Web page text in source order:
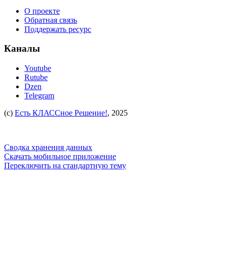
О проекте
Обратная связь
Поддержать ресурс
Каналы
Youtube
Rutube
Dzen
Telegram
(c) Есть КЛАССное Решение!, 2025
Сводка хранения данных
Скачать мобильное приложение
Переключить на стандартную тему